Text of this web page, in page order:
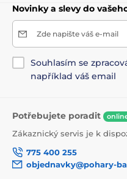
Novinky a slevy do
Zde napište váš e-mail
Souhlasím se
například váš email
Potřebujete poradit
Zákaznický servis je k
775 400 255
objednavky@pohary-